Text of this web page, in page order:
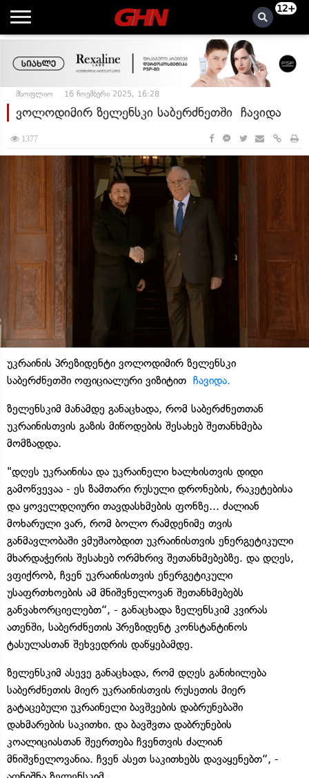
12+
მსოფლიო 16 ნოემბერი 2025, 16:28
ვოლოდიმირ ზელენსკი საბერძნეთში ჩავიდა
1377
უკრაინის პრეზიდენტი ვოლოდიმირ ზელენსკი
საბერძნეთში ოფიციალური ვიზიტით ჩავიდა.
ზელენსკიმ მანამდე განაცხადა, რომ საბერძნეთთან
უკრაინისთვის გაზის მიწოდების შესახებ შეთანხმება
მომზადდა.
"დღეს უკრაინისა და უკრაინელი ხალხისთვის დიდი
გამოწვევაა - ეს ზამთარი რუსული დრონების, რაკეტებისა
და ყოველდღიური თავდასხმების ფონზე... ძალიან
მოხარული ვარ, რომ ბოლო რამდენიმე თვის
განმავლობაში ვმუშაობდით უკრაინისთვის ენერგეტიკული
მხარდაჭერის შესახებ ორმხრივ შეთანხმებებზე. და დღეს,
ვფიქრობ, ჩვენ უკრაინისთვის ენერგეტიკული
უსაფრთხოების ამ მნიშვნელოვან შეთანხმებებს
განვახორციელებთ“, - განაცხადა ზელენსკიმ კვირას
ათენში, საბერძნეთის პრეზიდენტ კონსტანტინოს
ტასულასთან შეხვედრის დაწყებამდე.
ზელენსკიმ ასევე განაცხადა, რომ დღეს განიხილება
საბერძნეთის მიერ უკრაინისთვის რუსეთის მიერ
გატაცებული უკრაინელი ბავშვების დაბრუნებაში
დახმარების საკითხი. და ბავშვთა დაბრუნების
კოალიციასთან შეერთება ჩვენთვის ძალიან
მნიშვნელოვანია. ჩვენ ასეთ საკითხებს დავაყენებთ“, -